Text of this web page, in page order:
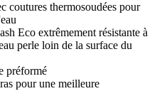
coutures thermosoudées pour
Eco extrêmement résistante à
perle loin de la surface du
préformé
pour une meilleure